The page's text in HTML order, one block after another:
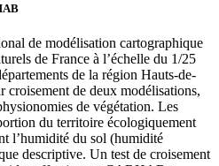
de modélisation cartographique
de France à l’échelle du 1/25
de la région Hauts-de-
croisement de deux modélisations,
de végétation. Les
du territoire écologiquement
l’humidité du sol (humidité
descriptive. Un test de croisement